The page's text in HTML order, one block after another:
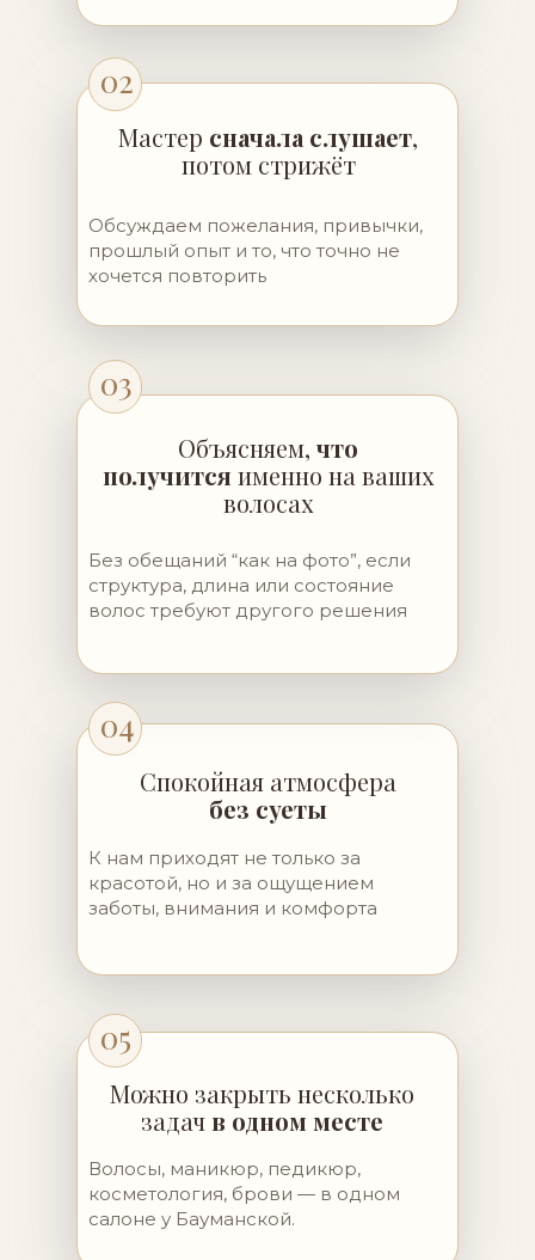
05
04
03
02
Можно закрыть несколько
задачв одном месте
Спокойная атмосфера
без суеты
Объясняем, что
получится именно на ваших
волосах
Мастер сначала слушает,
потом стрижёт
Без обещаний “как на фото”, если
структура, длина или состояние
волос требуют другого решения
Обсуждаем пожелания, привычки,
прошлый опыт и то, что точно не
хочется повторить
Волосы, маникюр, педикюр,
косметология, брови — в одном
салоне у Бауманской.
К нам приходят не только за
красотой, но и за ощущением
заботы, внимания и комфорта